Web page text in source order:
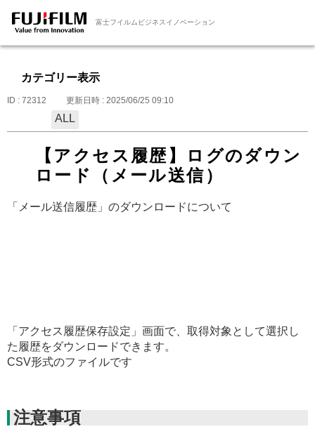
富士フイルムビジネスイノベーション
カテゴリー表示
ID : 72312 更新日時 : 2025/06/25 09:10
ALL
【アクセス履歴】ログのダウン
ロード（メール送信）
「メール送信履歴」のダウンロードについて
「アクセス履歴保存設定」画面で、取得対象として選択し
た履歴をダウンロードできます。
CSV形式のファイルです
注意事項